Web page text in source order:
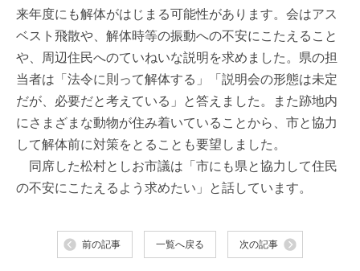
来年度にも解体がはじまる可能性があります。会はアス
ベスト飛散や、解体時等の振動への不安にこたえること
や、周辺住民へのていねいな説明を求めました。県の担
当者は「法令に則って解体する」「説明会の形態は未定
だが、必要だと考えている」と答えました。また跡地内
にさまざまな動物が住み着いていることから、市と協力
して解体前に対策をとることも要望しました。
同席した松村としお市議は「市にも県と協力して住民
の不安にこたえるよう求めたい」と話しています。
前の記事 一覧へ戻る 次の記事